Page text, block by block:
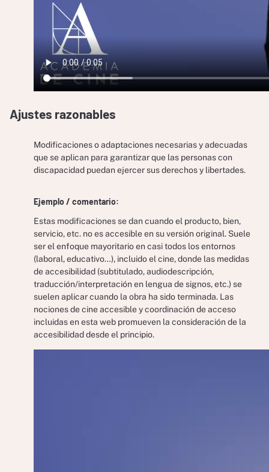
Ajustes razonables
Modificaciones o adaptaciones necesarias y adecuadas
que se aplican para garantizar que las personas con
discapacidad puedan ejercer sus derechos y libertades.
Ejemplo / comentario:
Estas modificaciones se dan cuando el producto, bien,
servicio, etc. no es accesible en su versión original. Suele
ser el enfoque mayoritario en casi todos los entornos
(laboral, educativo…), incluido el cine, donde las medidas
de accesibilidad (subtitulado, audiodescripción,
traducción/interpretación en lengua de signos, etc.) se
suelen aplicar cuando la obra ha sido terminada. Las
nociones de cine accesible y coordinación de acceso
incluidas en esta web promueven la consideración de la
accesibilidad desde el principio.